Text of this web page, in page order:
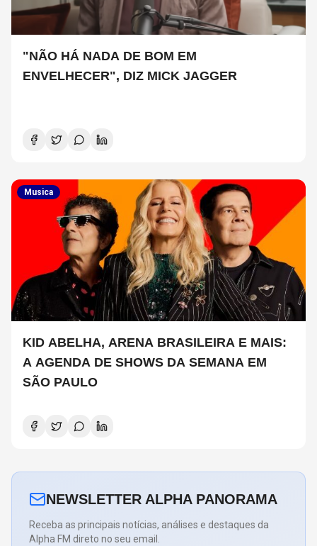
"NÃO HÁ NADA DE BOM EM
ENVELHECER", DIZ MICK JAGGER
Musica
KID ABELHA, ARENA BRASILEIRA E MAIS:
A AGENDA DE SHOWS DA SEMANA EM
SÃO PAULO
NEWSLETTER ALPHA PANORAMA
Receba as principais notícias, análises e destaques da
Alpha FM direto no seu email.